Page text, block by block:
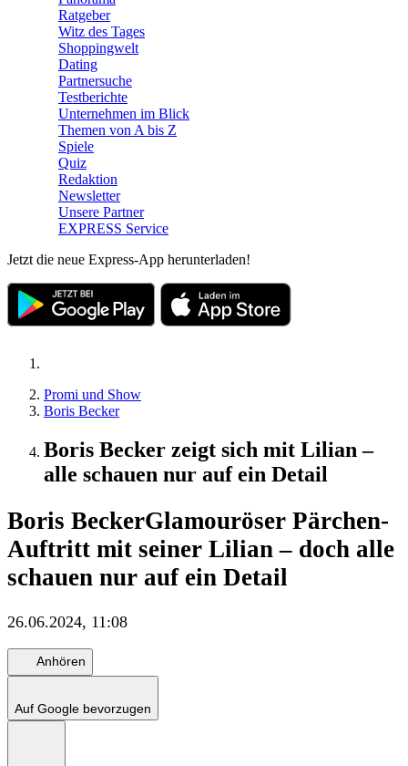
Ratgeber
Witz des Tages
Shoppingwelt
Dating
Partnersuche
Testberichte
Unternehmen im Blick
Themen von A bis Z
Spiele
Quiz
Redaktion
Newsletter
Unsere Partner
EXPRESS Service
Jetzt die neue Express-App herunterladen!
Promi und Show
Boris Becker
Boris Becker zeigt sich mit Lilian –
alle schauen nur auf ein Detail
Boris BeckerGlamouröser Pärchen-
Auftritt mit seiner Lilian – doch alle
schauen nur auf ein Detail
26.06.2024, 11:08
Anhören
Auf Google bevorzugen